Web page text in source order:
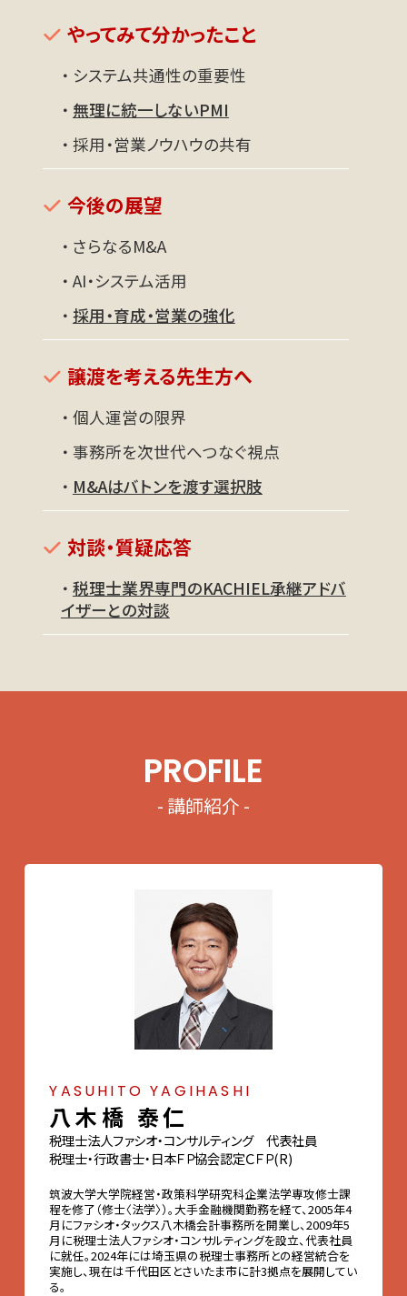
やってみて分かったこと
・ システム共通性の重要性
・ 無理に統一しないPMI
・ 採用・営業ノウハウの共有
今後の展望
・ さらなるM&A
・ AI・システム活用
・ 採用・育成・営業の強化
譲渡を考える先生方へ
・ 個人運営の限界
・ 事務所を次世代へつなぐ視点
・ M&Aはバトンを渡す選択肢
対談・質疑応答
・ 税理士業界専門のKACHIEL承継アドバ
イザーとの対談
PROFILE
- 講師紹介 -
YASUHITO YAGIHASHI
八木橋 泰仁
税理士法人ファシオ・コンサルティング 代表社員
税理士・行政書士・日本ＦＰ協会認定ＣＦＰ(R)
筑波大学大学院経営・政策科学研究科企業法学専攻修士課
程を修了（修士〈法学〉）。大手金融機関勤務を経て、2005年4
月にファシオ・タックス八木橋会計事務所を開業し、2009年5
月に税理士法人ファシオ・コンサルティングを設立、代表社員
に就任。2024年には埼玉県の税理士事務所との経営統合を
実施し、現在は千代田区とさいたま市に計3拠点を展開してい
る。